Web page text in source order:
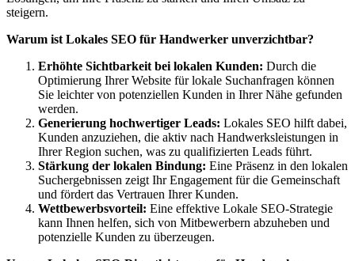
steigern.
Warum ist Lokales SEO für Handwerker unverzichtbar?
Erhöhte Sichtbarkeit bei lokalen Kunden: Durch die
Optimierung Ihrer Website für lokale Suchanfragen können
Sie leichter von potenziellen Kunden in Ihrer Nähe gefunden
werden.
Generierung hochwertiger Leads: Lokales SEO hilft dabei,
Kunden anzuziehen, die aktiv nach Handwerksleistungen in
Ihrer Region suchen, was zu qualifizierten Leads führt.
Stärkung der lokalen Bindung: Eine Präsenz in den lokalen
Suchergebnissen zeigt Ihr Engagement für die Gemeinschaft
und fördert das Vertrauen Ihrer Kunden.
Wettbewerbsvorteil: Eine effektive Lokale SEO-Strategie
kann Ihnen helfen, sich von Mitbewerbern abzuheben und
potenzielle Kunden zu überzeugen.